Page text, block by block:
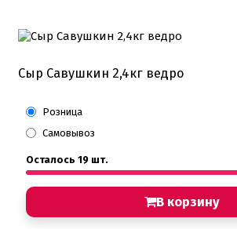
Сыр Савушкин 2,4кг ведро
Розница
Самовывоз
Осталось 19 шт.
В корзину